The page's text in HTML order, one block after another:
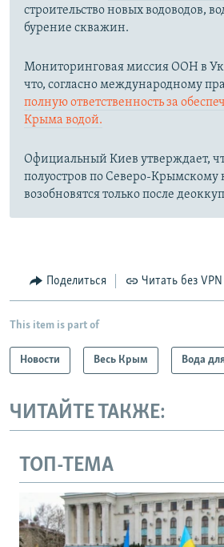
строительство новых водоводов,
бурение скважин.
Мониторинговая миссия ООН в
что, согласно международному
полную ответственность за
Крыма водой.
Официальный Киев утверждает,
полуостров по Северо-Крымскому
возобновятся только после
Поделиться Читать без VPN
This item is part of
Новости Весь Крым Вода
ЧИТАЙТЕ ТАКЖЕ:
ТОП-ТЕМА